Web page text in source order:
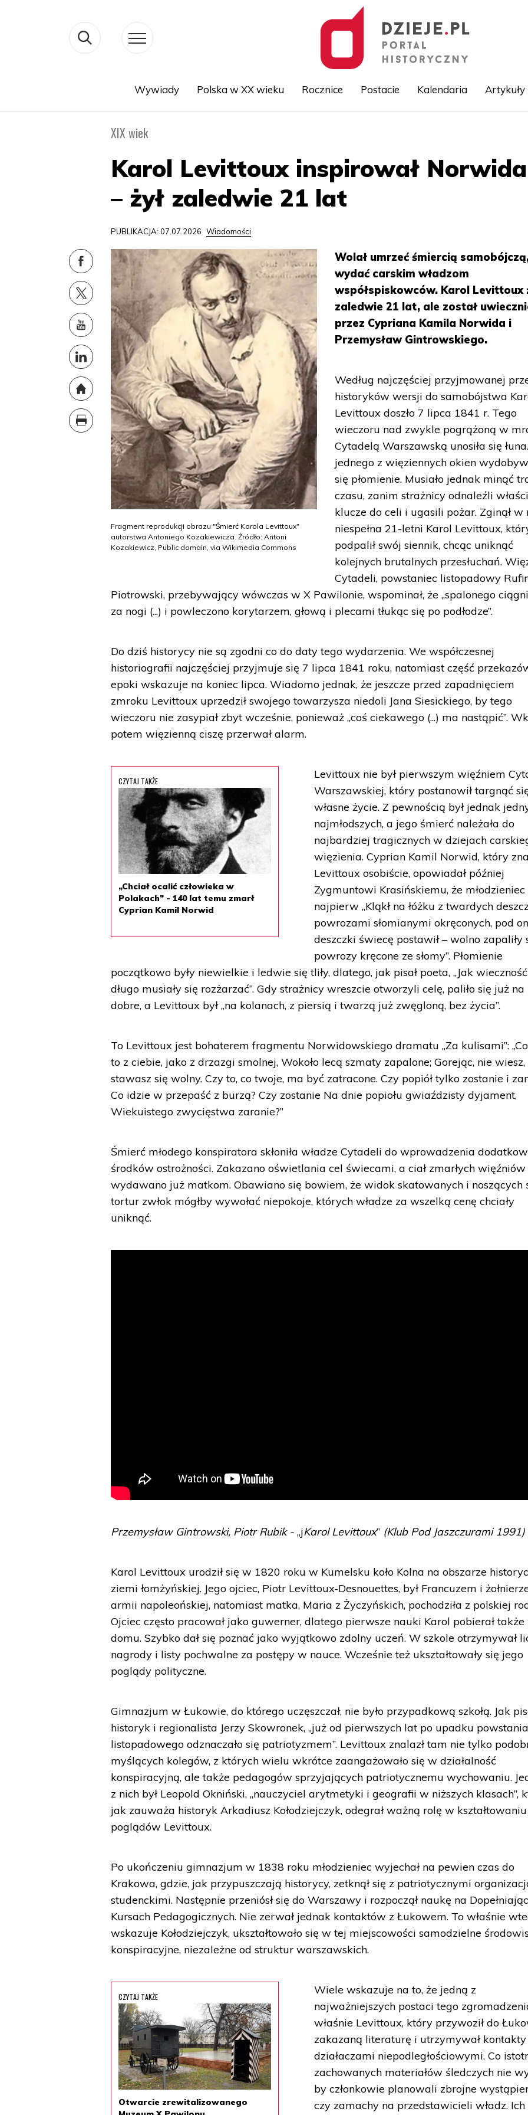
Wywiady Polska w XX wieku Rocznice Postacie Kalendaria Artykuły
XIX wiek
Karol Levittoux inspirował
– żył zaledwie 21 lat
PUBLIKACJA: 07.07.2026 Wiadomości
Fragment reprodukcji obrazu "Śmierć Karola Levittoux"
autorstwa Antoniego Kozakiewicza. Źródło: Antoni
Kozakiewicz, Public domain, via Wikimedia Commons
Wolał umrzeć śmiercią
wydać carskim władzom
współspiskowców. Karol Levittoux
zaledwie 21 lat, ale został
przez Cypriana Kamila Norwida i
Przemysław Gintrowskiego.
Według najczęściej przyjmowanej
historyków wersji do samobójstwa
Levittoux doszło 7 lipca 1841 r. Tego
wieczoru nad zwykle pogrążoną w
Cytadelą Warszawską unosiła się
jednego z więziennych okien
się płomienie. Musiało jednak minąć
czasu, zanim strażnicy odnaleźli
klucze do celi i ugasili pożar. Zginął w
niespełna 21-letni Karol Levittoux,
podpalił swój siennik, chcąc uniknąć
kolejnych brutalnych przesłuchań.
Cytadeli, powstaniec listopadowy
Piotrowski, przebywający wówczas w X Pawilonie, wspominał, że „spalonego
za nogi (...) i powleczono korytarzem, głową i plecami tłukąc się po podłodze”.
Do dziś historycy nie są zgodni co do daty tego wydarzenia. We współczesnej
historiografii najczęściej przyjmuje się 7 lipca 1841 roku, natomiast część
epoki wskazuje na koniec lipca. Wiadomo jednak, że jeszcze przed zapadnięciem
zmroku Levittoux uprzedził swojego towarzysza niedoli Jana Siesickiego, by tego
wieczoru nie zasypiał zbyt wcześnie, ponieważ „coś ciekawego (...) ma nastąpić”.
potem więzienną ciszę przerwał alarm.
CZYTAJ TAKŻE
„Chciał ocalić człowieka w
Polakach” - 140 lat temu zmarł
Cyprian Kamil Norwid
Levittoux nie był pierwszym więźniem
Warszawskiej, który postanowił targnąć
własne życie. Z pewnością był jednak
najmłodszych, a jego śmierć należała do
najbardziej tragicznych w dziejach
więzienia. Cyprian Kamil Norwid, który
Levittoux osobiście, opowiadał później
Zygmuntowi Krasińskiemu, że młodzieniec
najpierw „Kląkł na łóżku z twardych
powrozami słomianymi okręconych, pod
deszczki świecę postawił – wolno zapaliły
powrozy kręcone ze słomy”. Płomienie
początkowo były niewielkie i ledwie się tliły, dlatego, jak pisał poeta, „Jak wieczność
długo musiały się rozżarzać”. Gdy strażnicy wreszcie otworzyli celę, paliło się już na
dobre, a Levittoux był „na kolanach, z piersią i twarzą już zwęgloną, bez życia”.
To Levittoux jest bohaterem fragmentu Norwidowskiego dramatu „Za kulisami”:
to z ciebie, jako z drzazgi smolnej, Wokoło lecą szmaty zapalone; Gorejąc, nie wiesz,
stawasz się wolny. Czy to, co twoje, ma być zatracone. Czy popiół tylko zostanie i
Co idzie w przepaść z burzą? Czy zostanie Na dnie popiołu gwiaździsty dyjament,
Wiekuistego zwycięstwa zaranie?”
Śmierć młodego konspiratora skłoniła władze Cytadeli do wprowadzenia
środków ostrożności. Zakazano oświetlania cel świecami, a ciał zmarłych
wydawano już matkom. Obawiano się bowiem, że widok skatowanych i noszących
tortur zwłok mógłby wywołać niepokoje, których władze za wszelką cenę chciały
uniknąć.
Przemysław Gintrowski, Piotr Rubik -„jKarol Levittoux” (Klub Pod Jaszczurami 1991)
Karol Levittoux urodził się w 1820 roku w Kumelsku koło Kolna na obszarze
ziemi łomżyńskiej. Jego ojciec, Piotr Levittoux-Desnouettes, był Francuzem i
armii napoleońskiej, natomiast matka, Maria z Życzyńskich, pochodziła z polskiej
Ojciec często pracował jako guwerner, dlatego pierwsze nauki Karol pobierał także
domu. Szybko dał się poznać jako wyjątkowo zdolny uczeń. W szkole otrzymywał
nagrody i listy pochwalne za postępy w nauce. Wcześnie też ukształtowały się jego
poglądy polityczne.
Gimnazjum w Łukowie, do którego uczęszczał, nie było przypadkową szkołą. Jak
historyk i regionalista Jerzy Skowronek, „już od pierwszych lat po upadku powstania
listopadowego odznaczało się patriotyzmem”. Levittoux znalazł tam nie tylko
myślących kolegów, z których wielu wkrótce zaangażowało się w działalność
konspiracyjną, ale także pedagogów sprzyjających patriotycznemu wychowaniu.
z nich był Leopold Okniński, „nauczyciel arytmetyki i geografii w niższych klasach”,
jak zauważa historyk Arkadiusz Kołodziejczyk, odegrał ważną rolę w kształtowaniu
poglądów Levittoux.
Po ukończeniu gimnazjum w 1838 roku młodzieniec wyjechał na pewien czas do
Krakowa, gdzie, jak przypuszczają historycy, zetknął się z patriotycznymi
studenckimi. Następnie przeniósł się do Warszawy i rozpoczął naukę na
Kursach Pedagogicznych. Nie zerwał jednak kontaktów z Łukowem. To właśnie
wskazuje Kołodziejczyk, ukształtowało się w tej miejscowości samodzielne
konspiracyjne, niezależne od struktur warszawskich.
CZYTAJ TAKŻE
Otwarcie zrewitalizowanego
Wiele wskazuje na to, że jedną z
najważniejszych postaci tego
właśnie Levittoux, który przywoził do
zakazaną literaturę i utrzymywał kontakty
działaczami niepodległościowymi. Co
zachowanych materiałów śledczych nie
by członkowie planowali zbrojne
czy zamachy na przedstawicieli władz. Ich